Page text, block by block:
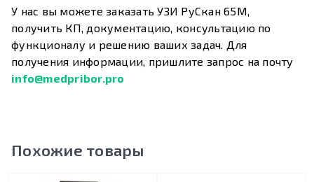
У нас вы можете заказать УЗИ РуСкан 65М,
получить КП, документацию, консультацию по
функционалу и решению ваших задач. Для
получения информации, пришлите запрос на почту
info@medpribor.pro
Похожие товары